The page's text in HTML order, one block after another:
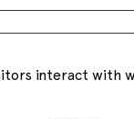
interact with